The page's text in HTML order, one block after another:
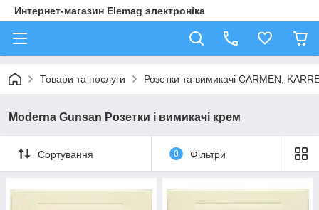
Интернет-магазин Elemag электроніка
Товари та послуги Розетки та вимикачі CARMEN,
Moderna Gunsan Розетки і вимикачі крем
Сортування 0 Фільтри